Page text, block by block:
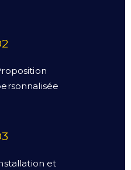
et